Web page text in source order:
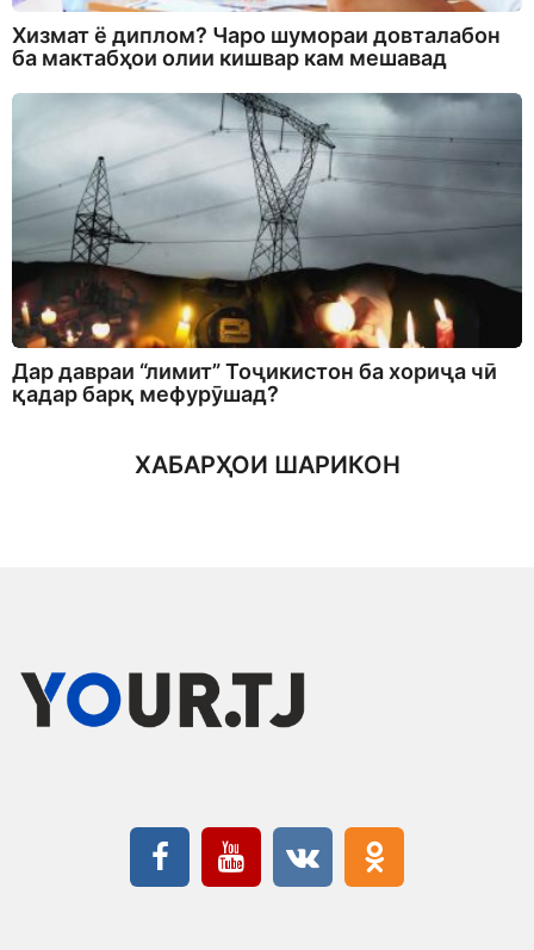
Хизмат ё диплом? Чаро шумораи довталабон
ба мактабҳои олии кишвар кам мешавад
Дар давраи “лимит” Тоҷикистон ба хориҷа чӣ
қадар барқ мефурӯшад?
ХАБАРҲОИ ШАРИКОН